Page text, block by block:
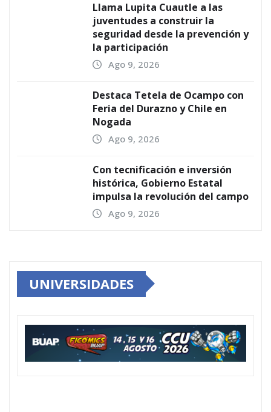
Llama Lupita Cuautle a las
juventudes a construir la
seguridad desde la prevención y
la participación
Ago 9, 2026
Destaca Tetela de Ocampo con
Feria del Durazno y Chile en
Nogada
Ago 9, 2026
Con tecnificación e inversión
histórica, Gobierno Estatal
impulsa la revolución del campo
Ago 9, 2026
UNIVERSIDADES